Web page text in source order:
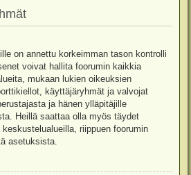
on annettu korkeimman tason kontrolli
voivat hallita foorumin kaikkia
mukaan lukien oikeuksien
käyttäjäryhmät ja valvojat
ja hänen ylläpitäjille
Heillä saattaa olla myös täydet
riippuen foorumin
asetuksista.